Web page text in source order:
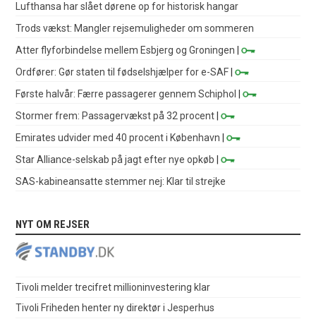
Lufthansa har slået dørene op for historisk hangar
Trods vækst: Mangler rejsemuligheder om sommeren
Atter flyforbindelse mellem Esbjerg og Groningen |
Ordfører: Gør staten til fødselshjælper for e-SAF |
Første halvår: Færre passagerer gennem Schiphol
|
Stormer frem: Passagervækst på 32 procent |
Emirates udvider med 40 procent i København |
Star Alliance-selskab på jagt efter nye opkøb |
SAS-kabineansatte stemmer nej: Klar til strejke
NYT OM REJSER
Tivoli melder trecifret millioninvestering klar
Tivoli Friheden henter ny direktør i Jesperhus